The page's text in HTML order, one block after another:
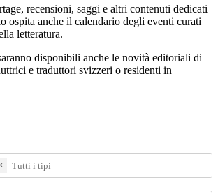
recensioni, saggi e altri contenuti dedicati
ospita anche il calendario degli eventi curati
letteratura.
disponibili anche le novità editoriali di
e traduttori svizzeri o residenti in